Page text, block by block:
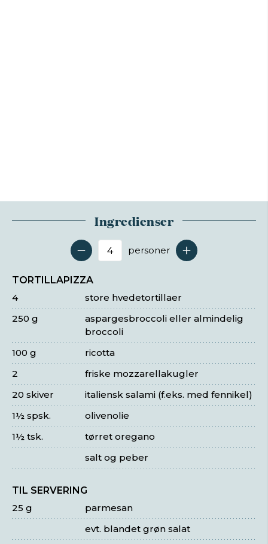
Ingredienser
Antal serveringer
personer
TORTILLAPIZZA
store hvedetortillaer
4
aspargesbroccoli eller almindelig
broccoli
250 g
ricotta
100 g
friske mozzarellakugler
2
italiensk salami (f.eks. med fennikel)
20 skiver
olivenolie
1½ spsk.
tørret oregano
1½ tsk.
salt og peber
TIL SERVERING
parmesan
25 g
evt. blandet grøn salat